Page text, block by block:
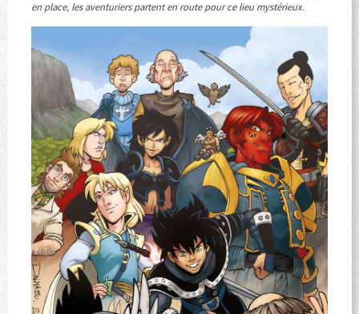
en place, les aventuriers partent en route pour ce lieu mystérieux.